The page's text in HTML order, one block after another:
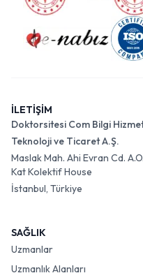
İLETİŞİM
Doktorsitesi Com Bilgi
Teknoloji ve Ticaret A.Ş.
Maslak Mah. Ahi Evran Cd.
Kat Kolektif House
İstanbul, Türkiye
SAĞLIK
Uzmanlar
Uzmanlık Alanları